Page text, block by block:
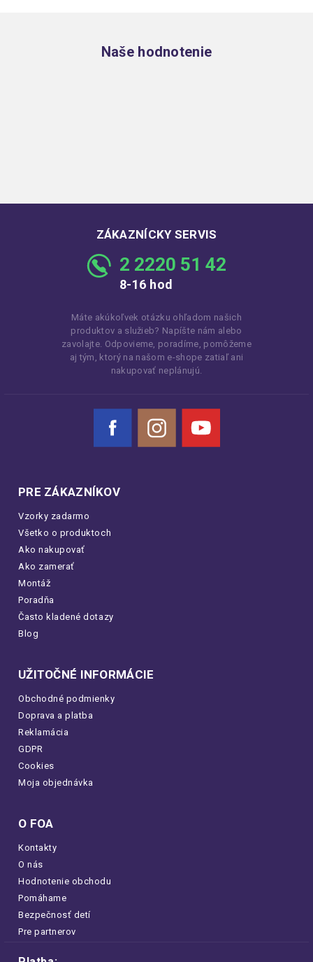
Naše hodnotenie
ZÁKAZNÍCKY SERVIS
2 2220 51 42
8-16 hod
Máte akúkoľvek otázku ohľadom našich
produktov a služieb? Napíšte nám alebo
zavolajte. Odpovieme, poradíme, pomôžeme
aj tým, ktorý na našom e-shope zatiaľ ani
nakupovať neplánujú.
Facebook Instagram YouTube
PRE ZÁKAZNÍKOV
Vzorky zadarmo
Všetko o produktoch
Ako nakupovať
Ako zamerať
Montáž
Poradňa
Často kladené dotazy
Blog
UŽITOČNÉ INFORMÁCIE
Obchodné podmienky
Doprava a platba
Reklamácia
GDPR
Cookies
Moja objednávka
O FOA
Kontakty
O nás
Hodnotenie obchodu
Pomáhame
Bezpečnosť detí
Pre partnerov